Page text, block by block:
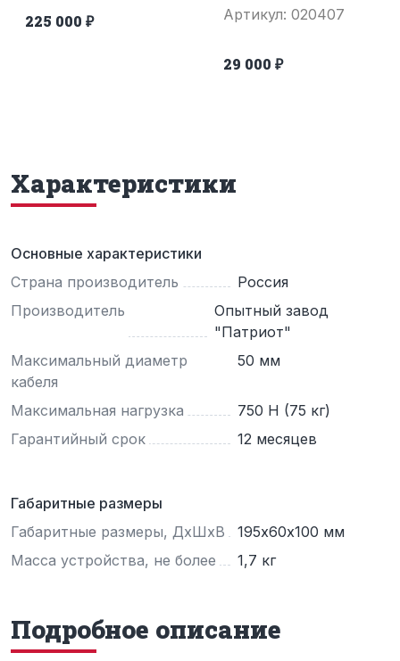
225 000 ₽ Артикул: 020407
29 000 ₽
Характеристики
Основные характеристики
Страна производитель
Россия
Производитель
Опытный завод
"Патриот"
Максимальный диаметр
кабеля
50 мм
Максимальная нагрузка
750 Н (75 кг)
Гарантийный срок
12 месяцев
Габаритные размеры
Габаритные размеры, ДхШхВ
195х60х100 мм
Масса устройства, не более
1,7 кг
Подробное описание